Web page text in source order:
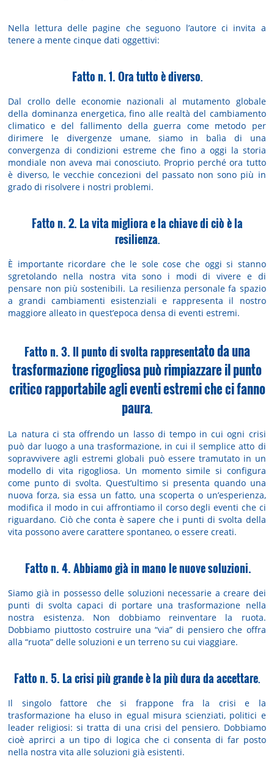
Nella lettura delle pagine che seguono l’autore ci invita a
tenere a mente cinque dati oggettivi:
Fatto n. 1.Ora tutto è diverso.
Dal crollo delle economie nazionali al mutamento globale
della dominanza energetica, fino alle realtà del cambiamento
climatico e del fallimento della guerra come metodo per
dirimere le divergenze umane, siamo in balìa di una
convergenza di condizioni estreme che fino a oggi la storia
mondiale non aveva mai conosciuto. Proprio perché ora tutto
è diverso, le vecchie concezioni del passato non sono più in
grado di risolvere i nostri problemi.
Fatto n. 2. La vita migliora e la chiave di ciò è la
resilienza.
È importante ricordare che le sole cose che oggi si stanno
sgretolando nella nostra vita sono i modi di vivere e di
pensare non più sostenibili. La resilienza personale fa spazio
a grandi cambiamenti esistenziali e rappresenta il nostro
maggiore alleato in quest’epoca densa di eventi estremi.
Fatto n. 3. Il punto di svolta rappresentato da una
trasformazione rigogliosa può rimpiazzare il punto
critico rapportabile agli eventi estremi che ci fanno
paura.
La natura ci sta offrendo un lasso di tempo in cui ogni crisi
può dar luogo a una trasformazione, in cui il semplice atto di
sopravvivere agli estremi globali può essere tramutato in un
modello di vita rigogliosa. Un momento simile si configura
come punto di svolta. Quest’ultimo si presenta quando una
nuova forza, sia essa un fatto, una scoperta o un’esperienza,
modifica il modo in cui affrontiamo il corso degli eventi che ci
riguardano. Ciò che conta è sapere che i punti di svolta della
vita possono avere carattere spontaneo, o essere creati.
Fatto n. 4. Abbiamo già in mano le nuove soluzioni.
Siamo già in possesso delle soluzioni necessarie a creare dei
punti di svolta capaci di portare una trasformazione nella
nostra esistenza. Non dobbiamo reinventare la ruota.
Dobbiamo piuttosto costruire una “via” di pensiero che offra
alla “ruota” delle soluzioni e un terreno su cui viaggiare.
Fatto n. 5. La crisi più grande è la più dura da accettare.
Il singolo fattore che si frappone fra la crisi e la
trasformazione ha eluso in egual misura scienziati, politici e
leader religiosi: si tratta di una crisi del pensiero. Dobbiamo
cioè aprirci a un tipo di logica che ci consenta di far posto
nella nostra vita alle soluzioni già esistenti.